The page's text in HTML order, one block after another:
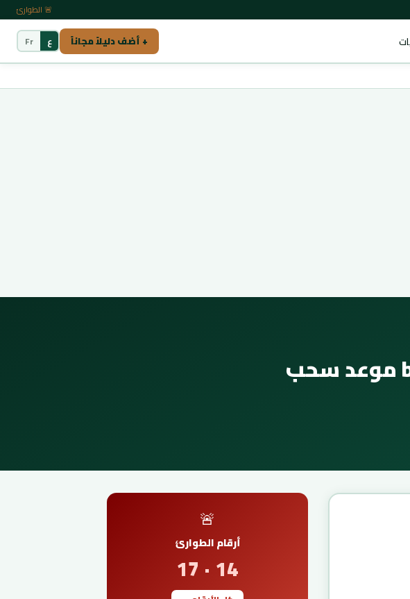
🚨 الطوارئ
+ أضف دليلاً مجاناً ع Fr
استدعاء بكالوريا 2026 bac.onec.dz موعد سحب
🚨
أرقام الطوارئ
14 · 17